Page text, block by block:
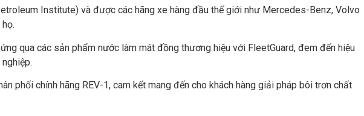
Institute) và được các hãng xe hàng đầu thế giới như Mercedes-Benz, Volvo
qua các sản phẩm nước làm mát đồng thương hiệu với FleetGuard, đem đến hiệu
phối chính hãng REV-1, cam kết mang đến cho khách hàng giải pháp bôi trơn chất